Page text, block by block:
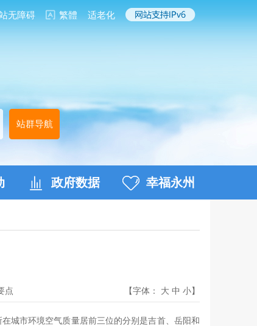
无障碍 繁體 适老化
站群导航
政府数据 幸福永州
点 【字体： 大 中 小】
城市环境空气质量居前三位的分别是吉首、岳阳和